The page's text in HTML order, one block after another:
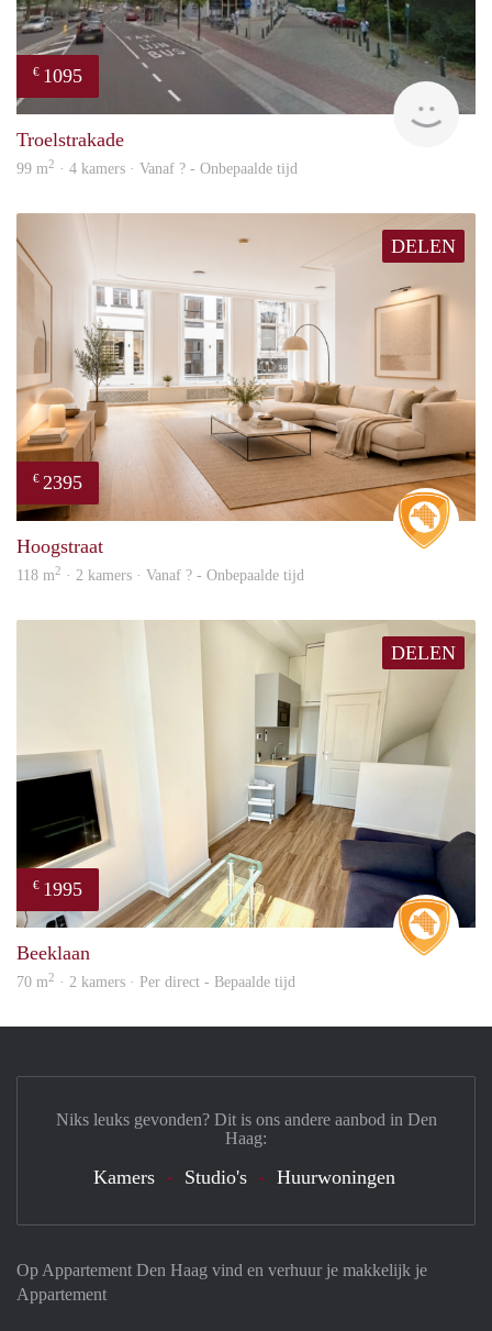
€ 1095
Troelstrakade
99 m2 · 4 kamers · Vanaf ? - Onbepaalde tijd
DELEN
€ 2395
Real
Hoogstraat
118 m2 · 2 kamers · Vanaf ? - Onbepaalde tijd
DELEN
€ 1995
Beeklaan
70 m2 · 2 kamers · Per direct - Bepaalde tijd
Op Appartement Den Haag vind en verhuur je makkelijk je
Appartement
Niks leuks gevonden? Dit is ons andere aanbod in Den
Haag:
Kamers Studio's Huurwoningen